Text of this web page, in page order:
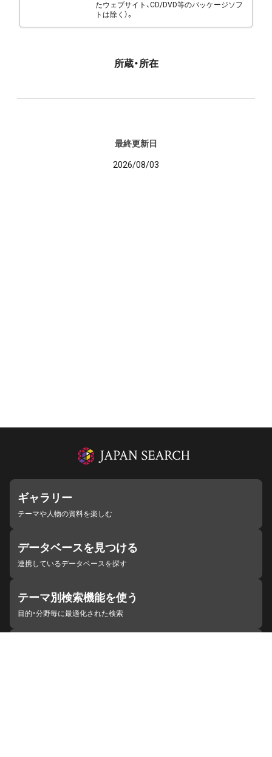
たウェブサイト、CD/DVD等のパッケージソフ
トは除く）。
所蔵・所在
最終更新日
2026/08/03
ギャラリー
テーマや人物の資料を楽しむ
データベースを見つける
連携しているデータベースを探す
テーマ別検索機能を使う
目的・分野毎に最適化された検索